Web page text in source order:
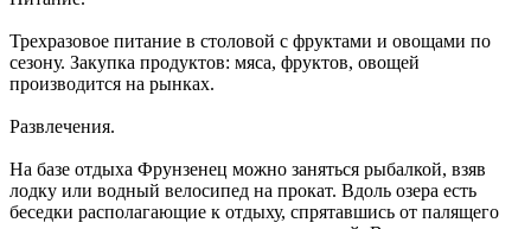
Трехразовое питание в столовой с фруктами и овощами по
сезону. Закупка продуктов: мяса, фруктов, овощей
производится на рынках.
Развлечения.
На базе отдыха Фрунзенец можно заняться рыбалкой, взяв
лодку или водный велосипед на прокат. Вдоль озера есть
беседки располагающие к отдыху, спрятавшись от палящего